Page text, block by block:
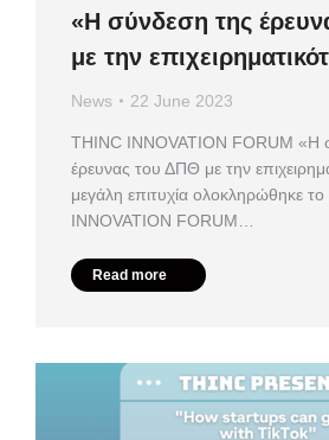
«Η σύνδεση της
με την
News 22 June 2023
ΤHINC INNOVATION FORUM «Η
έρευνας του ΔΠΘ με την
μεγάλη επιτυχία ολοκληρώθηκε
INNOVATION FORUM…
Read more